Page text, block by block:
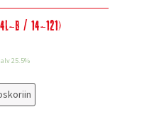
B / 14-121)
25.5%